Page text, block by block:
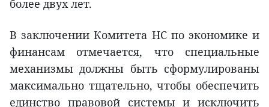
более двух лет.
В заключении Комитета НС по экономике и
финансам отмечается, что специальные
механизмы должны быть сформулированы
максимально тщательно, чтобы обеспечить
единство правовой системы и исключить